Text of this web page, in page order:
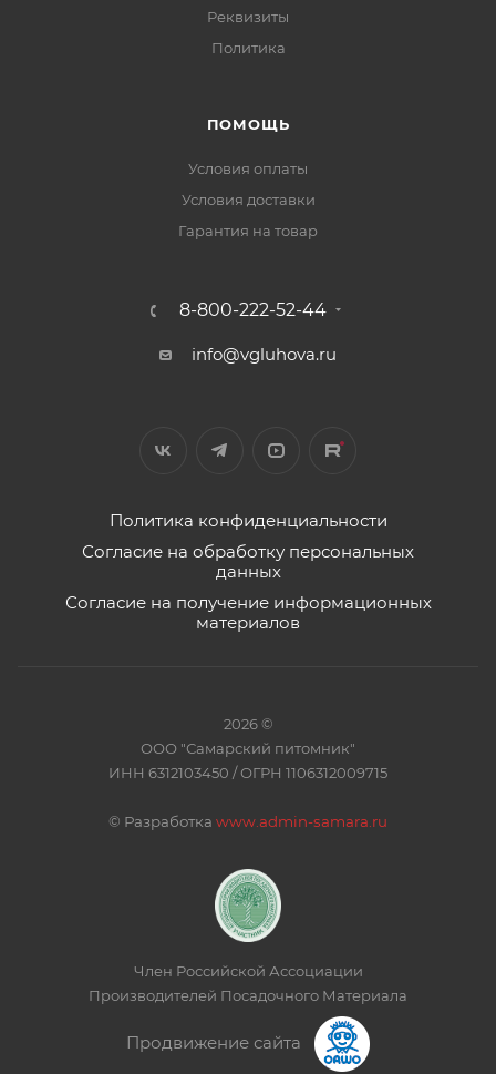
Реквизиты
Политика
ПОМОЩЬ
Условия оплаты
Условия доставки
Гарантия на товар
8-800-222-52-44
info@vgluhova.ru
Политика конфиденциальности
Согласие на обработку персональных
данных
Согласие на получение информационных
материалов
2026 ©
ООО "Самарский питомник"
ИНН 6312103450 / ОГРН 1106312009715
© Разработка www.admin-samara.ru
Член Российской Ассоциации
Производителей Посадочного Материала
Продвижение сайта